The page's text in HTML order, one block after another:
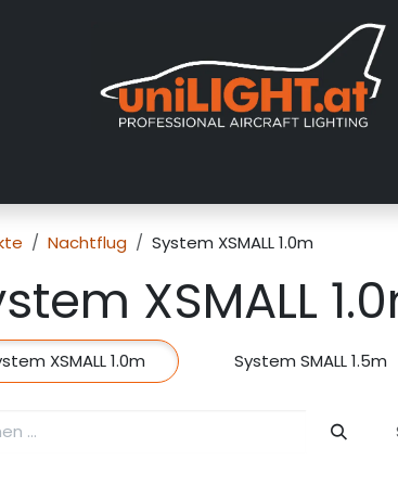
Nachtflug System XSMALL 1.0m
XSMALL
XSMALL 1.0m System SMALL 1.5m